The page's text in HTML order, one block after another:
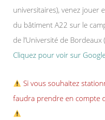
universitaires), venez jouer
du bâtiment A22 sur le
de l’Université de
Cliquez pour voir sur
Si vous souhaitez
faudra prendre en compte